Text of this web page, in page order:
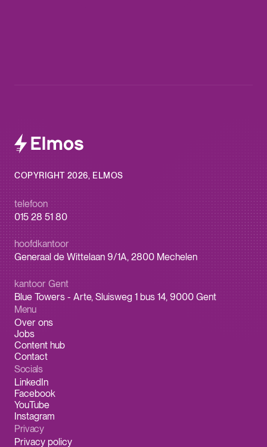
COPYRIGHT 2026, ELMOS
telefoon
015 28 51 80
hoofdkantoor
Generaal de Wittelaan 9/1A, 2800 Mechelen
kantoor Gent
Blue Towers - Arte, Sluisweg 1 bus 14, 9000 Gent
Menu
Over ons
Jobs
Content hub
Contact
Socials
LinkedIn
Facebook
YouTube
Instagram
Privacy
Privacy policy